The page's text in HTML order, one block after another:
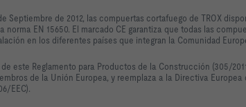
Septiembre de 2012, las compuertas cortafuego de TROX
norma EN 15650. El marcado CE garantiza que todas las
en los diferentes países que integran la Comunidad
este Reglamento para Productos de la Construcción (305/
de la Unión Europea, y reemplaza a la Directiva Europea
EEC).